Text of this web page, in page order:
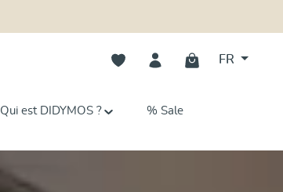
Vous avez 0 articles dans votre
FR
Qui est DIDYMOS ? % Sale